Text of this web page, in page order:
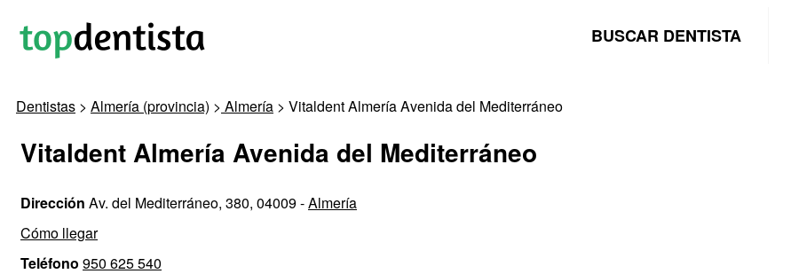
BUSCAR DENTISTA
Dentistas > Almería (provincia) > Almería > Vitaldent Almería Avenida del Mediterráneo
Vitaldent Almería Avenida del Mediterráneo
Dirección Av. del Mediterráneo, 380, 04009 -Almería
Cómo llegar
Teléfono 950 625 540